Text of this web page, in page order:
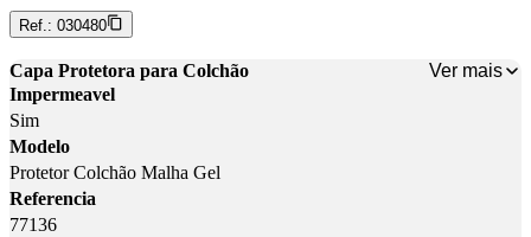
Ref.: 030480
Capa Protetora para Colchão
Ver mais
Impermeavel
Sim
Modelo
Protetor Colchão Malha Gel
Referencia
77136